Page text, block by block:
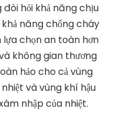
hỏi khả năng chịu
năng chống cháy
lựa chọn an toàn hơn
không gian thương
hảo cho cả vùng
và vùng khí hậu
nhập của nhiệt.